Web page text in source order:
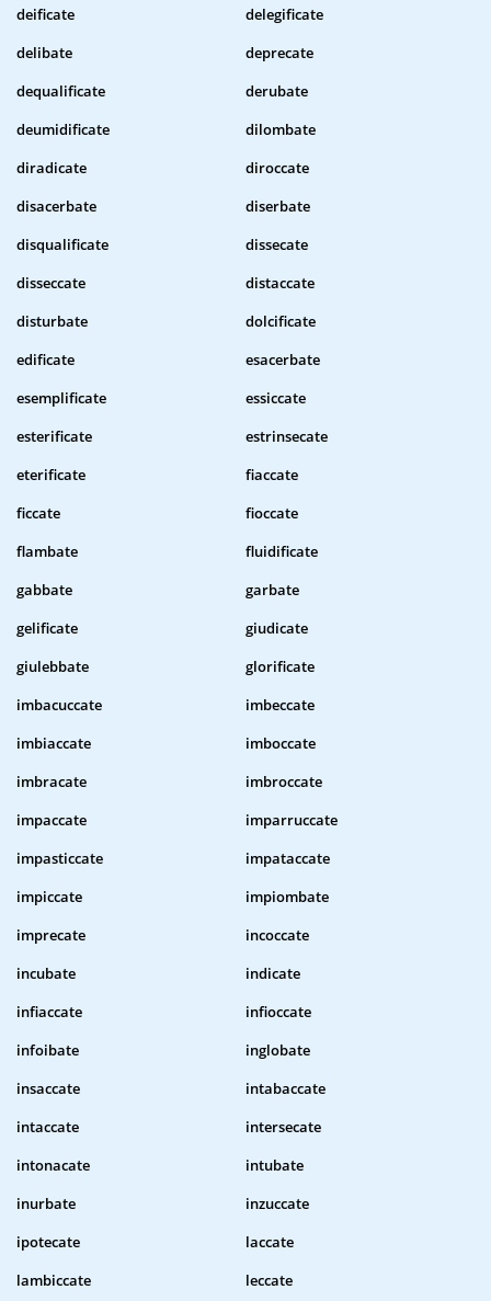
deificate
delegificate
delibate
deprecate
dequalificate
derubate
deumidificate
dilombate
diradicate
diroccate
disacerbate
diserbate
disqualificate
dissecate
disseccate
distaccate
disturbate
dolcificate
edificate
esacerbate
esemplificate
essiccate
esterificate
estrinsecate
eterificate
fiaccate
ficcate
fioccate
flambate
fluidificate
gabbate
garbate
gelificate
giudicate
giulebbate
glorificate
imbacuccate
imbeccate
imbiaccate
imboccate
imbracate
imbroccate
impaccate
imparruccate
impasticcate
impataccate
impiccate
impiombate
imprecate
incoccate
incubate
indicate
infiaccate
infioccate
infoibate
inglobate
insaccate
intabaccate
intaccate
intersecate
intonacate
intubate
inurbate
inzuccate
ipotecate
laccate
lambiccate
leccate